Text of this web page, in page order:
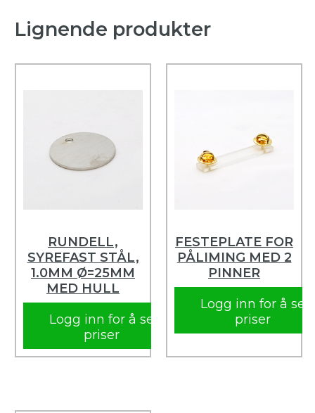
Lignende produkter
RUNDELL,
SYREFAST STÅL,
1.0MM Ø=25MM
MED HULL
Logg inn for å se
priser
FESTEPLATE FOR
PÅLIMING MED 2
PINNER
Logg inn for å se
priser